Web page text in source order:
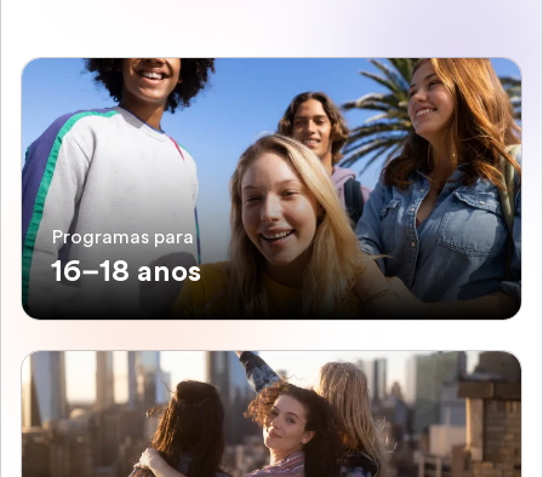
Programas para
16–18 anos